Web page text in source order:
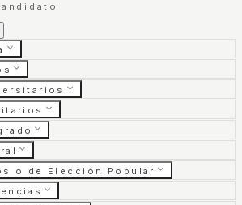
o de Elección Popular